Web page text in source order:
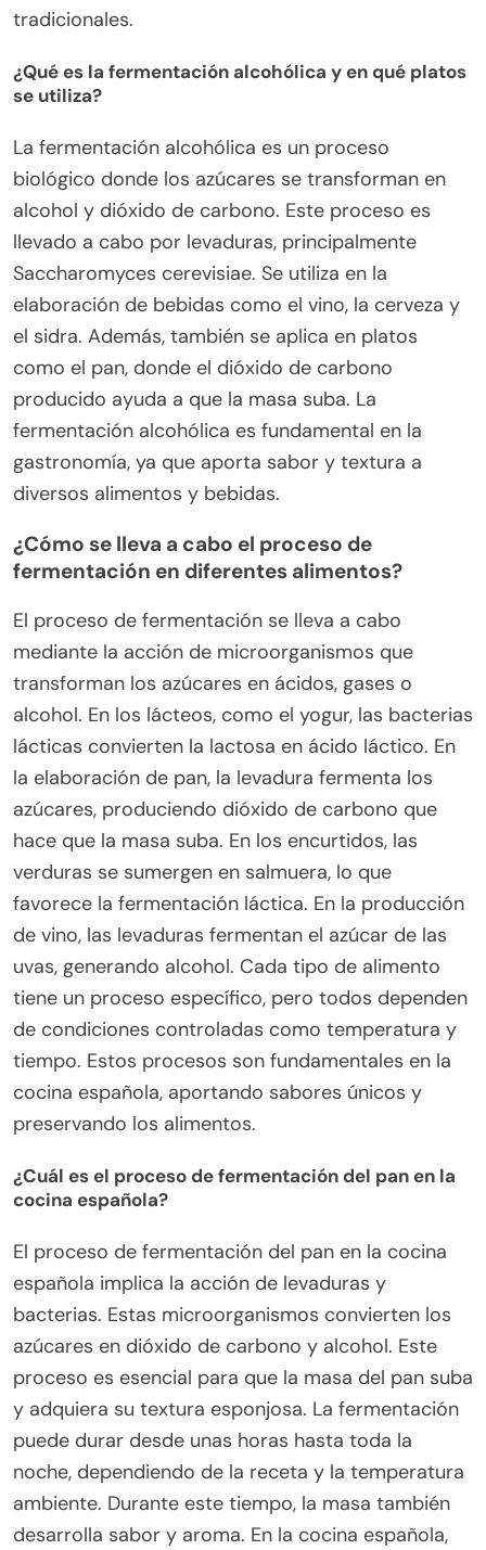
tradicionales.
¿Qué es la fermentación alcohólica y en qué platos
se utiliza?
La fermentación alcohólica es un proceso
biológico donde los azúcares se transforman en
alcohol y dióxido de carbono. Este proceso es
llevado a cabo por levaduras, principalmente
Saccharomyces cerevisiae. Se utiliza en la
elaboración de bebidas como el vino, la cerveza y
el sidra. Además, también se aplica en platos
como el pan, donde el dióxido de carbono
producido ayuda a que la masa suba. La
fermentación alcohólica es fundamental en la
gastronomía, ya que aporta sabor y textura a
diversos alimentos y bebidas.
¿Cómo se lleva a cabo el proceso de
fermentación en diferentes alimentos?
El proceso de fermentación se lleva a cabo
mediante la acción de microorganismos que
transforman los azúcares en ácidos, gases o
alcohol. En los lácteos, como el yogur, las bacterias
lácticas convierten la lactosa en ácido láctico. En
la elaboración de pan, la levadura fermenta los
azúcares, produciendo dióxido de carbono que
hace que la masa suba. En los encurtidos, las
verduras se sumergen en salmuera, lo que
favorece la fermentación láctica. En la producción
de vino, las levaduras fermentan el azúcar de las
uvas, generando alcohol. Cada tipo de alimento
tiene un proceso específico, pero todos dependen
de condiciones controladas como temperatura y
tiempo. Estos procesos son fundamentales en la
cocina española, aportando sabores únicos y
preservando los alimentos.
¿Cuál es el proceso de fermentación del pan en la
cocina española?
El proceso de fermentación del pan en la cocina
española implica la acción de levaduras y
bacterias. Estas microorganismos convierten los
azúcares en dióxido de carbono y alcohol. Este
proceso es esencial para que la masa del pan suba
y adquiera su textura esponjosa. La fermentación
puede durar desde unas horas hasta toda la
noche, dependiendo de la receta y la temperatura
ambiente. Durante este tiempo, la masa también
desarrolla sabor y aroma. En la cocina española,